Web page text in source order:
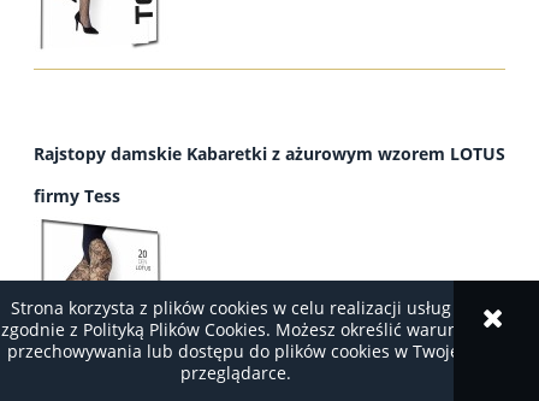
Strona korzysta z plików cookies w celu realizacji usług i
zgodnie z Polityką Plików Cookies. Możesz określić warunki
przechowywania lub dostępu do plików cookies w Twojej
przeglądarce.
Rajstopy damskie Kabaretki z ażurowym wzorem LOTUS
firmy Tess